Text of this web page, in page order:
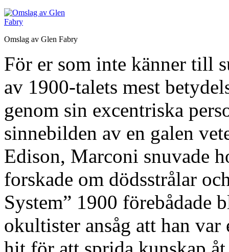
Omslag av Glen Fabry
För er som inte känner till
av 1900-talets mest
genom sin excentriska
sinnebilden av en galen
Edison, Marconi snuvade
forskade om dödsstrålar
System” 1900 förebådade
okultister ansåg att han var